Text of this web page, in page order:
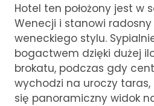
Hotel ten położony jest w
Wenecji i stanowi
weneckiego stylu.
bogactwem dzięki dużej
brokatu, podczas gdy
wychodzi na uroczy
się panoramiczny widok